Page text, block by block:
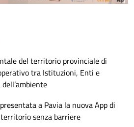
del territorio provinciale di
tra Istituzioni, Enti e
a Pavia la nuova App di
senza barriere